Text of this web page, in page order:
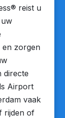
reist u
en zorgen
directe
Airport
vaak
rijden of